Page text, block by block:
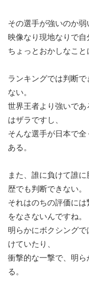
その選手が強いのか
映像なり現地なりで自
ちょっとおかしなこと
ランキングでは判断
ない。
世界王者より強いで
はザラですし、
そんな選手が日本で
ある。
また、誰に負けて誰
歴でも判断できない。
それはのちの評価に
をなさないんですね。
明らかにボクシング
けていたり、
衝撃的な一撃で、明
る。